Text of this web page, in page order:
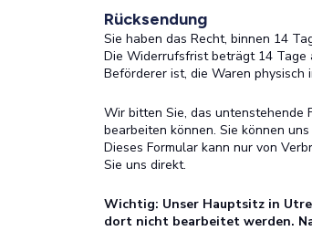
Rücksendung
Sie haben das Recht, binnen 14
Die Widerrufsfrist beträgt 14 Tage
Beförderer ist, die Waren physisch
Wir bitten Sie, das untenstehende
bearbeiten können. Sie können
Dieses Formular kann nur von
Sie uns direkt.
Wichtig: Unser Hauptsitz in
dort nicht bearbeitet werden.